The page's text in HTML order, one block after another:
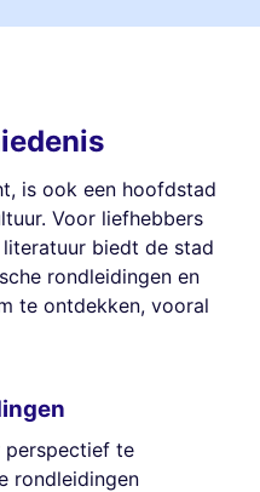
is ook een hoofdstad
Voor liefhebbers
biedt de stad
rondleidingen en
te ontdekken, vooral
perspectief te
rondleidingen